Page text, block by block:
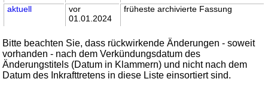
aktuell
vor
01.01.2024
früheste archivierte Fassung
Bitte beachten Sie, dass rückwirkende Änderungen - soweit
vorhanden - nach dem Verkündungsdatum des
Änderungstitels (Datum in Klammern) und nicht nach dem
Datum des Inkrafttretens in diese Liste einsortiert sind.